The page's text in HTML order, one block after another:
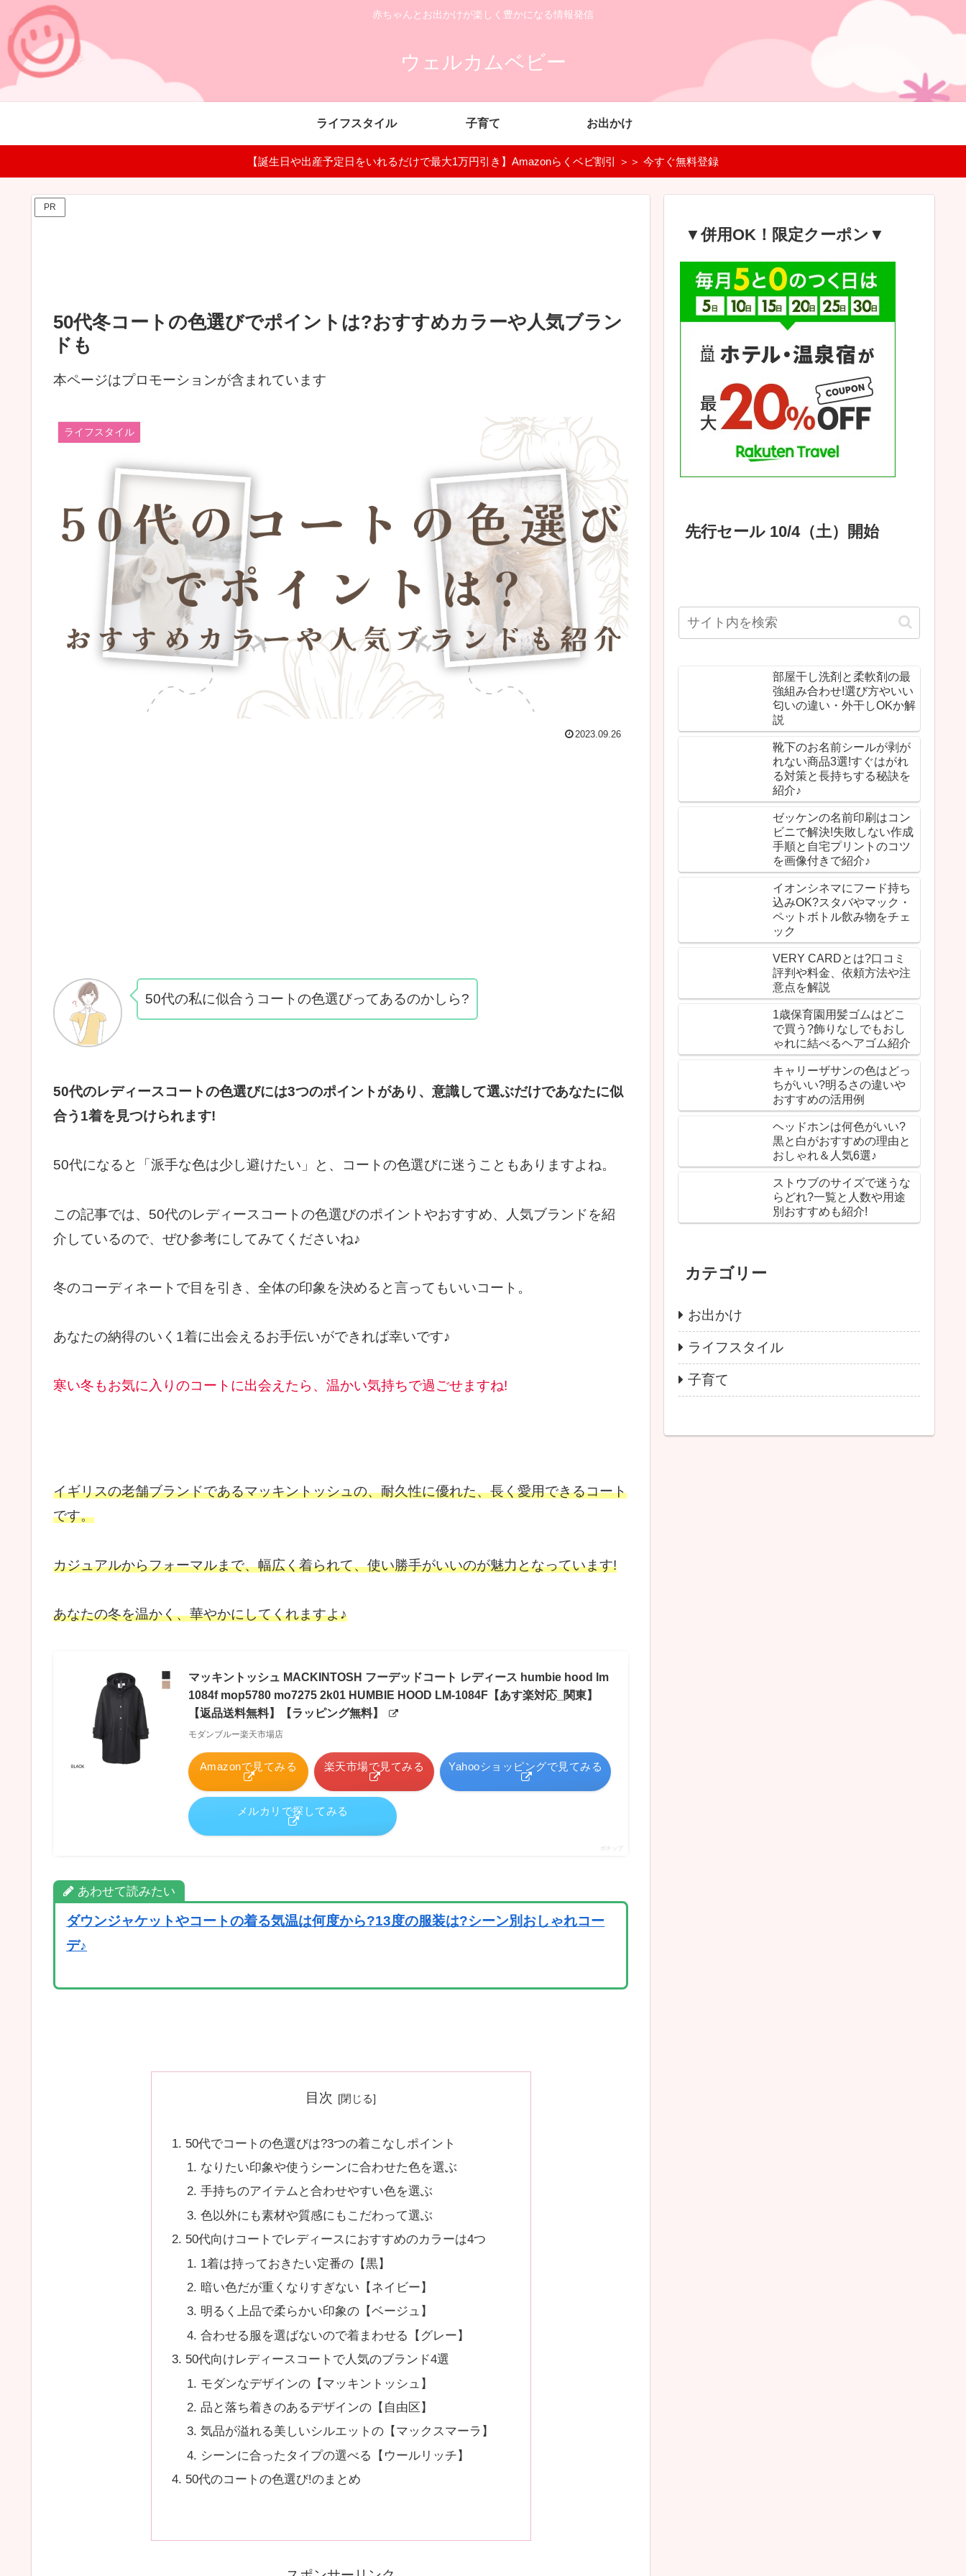
赤ちゃんとお出かけが楽しく豊かになる情報発信
ウェルカムベビー
ライフスタイル 子育て お出かけ
【誕生日や出産予定日をいれるだけで最大1万円引き】Amazonらくベビ割引 ＞＞ 今すぐ無料登録
PR
50代冬コートの色選びでポイントは?おすすめカラーや人気ブラン
ドも
本ページはプロモーションが含まれています
ライフスタイル
2023.09.26
50代の私に似合うコートの色選びってあるのかしら?
50代のレディースコートの色選びには3つのポイントがあり、意識して選ぶだけであなたに似
合う1着を見つけられます!
50代になると「派手な色は少し避けたい」と、コートの色選びに迷うこともありますよね。
この記事では、50代のレディースコートの色選びのポイントやおすすめ、人気ブランドを紹
介しているので、ぜひ参考にしてみてくださいね♪
冬のコーディネートで目を引き、全体の印象を決めると言ってもいいコート。
あなたの納得のいく1着に出会えるお手伝いができれば幸いです♪
寒い冬もお気に入りのコートに出会えたら、温かい気持ちで過ごせますね!
イギリスの老舗ブランドであるマッキントッシュの、耐久性に優れた、長く愛用できるコート
です。
カジュアルからフォーマルまで、幅広く着られて、使い勝手がいいのが魅力となっています!
あなたの冬を温かく、華やかにしてくれますよ♪
マッキントッシュ MACKINTOSH フーデッドコート レディース humbie hood lm
1084f mop5780 mo7275 2k01 HUMBIE HOOD LM-1084F【あす楽対応_関東】
【返品送料無料】【ラッピング無料】
モダンブルー楽天市場店
Amazonで見てみる 楽天市場で見てみる Yahooショッピングで見てみる
メルカリで探してみる
ポチップ
あわせて読みたい
ダウンジャケットやコートの着る気温は何度から?13度の服装は?シーン別おしゃれコー
デ♪
目次
50代でコートの色選びは?3つの着こなしポイント
なりたい印象や使うシーンに合わせた色を選ぶ
手持ちのアイテムと合わせやすい色を選ぶ
色以外にも素材や質感にもこだわって選ぶ
50代向けコートでレディースにおすすめのカラーは4つ
1着は持っておきたい定番の【黒】
暗い色だが重くなりすぎない【ネイビー】
明るく上品で柔らかい印象の【ベージュ】
合わせる服を選ばないので着まわせる【グレー】
50代向けレディースコートで人気のブランド4選
モダンなデザインの【マッキントッシュ】
品と落ち着きのあるデザインの【自由区】
気品が溢れる美しいシルエットの【マックスマーラ】
シーンに合ったタイプの選べる【ウールリッチ】
50代のコートの色選び!のまとめ
▼併用OK！限定クーポン▼
先行セール 10/4（土）開始
部屋干し洗剤と柔軟剤の最
強組み合わせ!選び方やいい
匂いの違い・外干しOKか解
説
靴下のお名前シールが剥が
れない商品3選!すぐはがれ
る対策と長持ちする秘訣を
紹介♪
ゼッケンの名前印刷はコン
ビニで解決!失敗しない作成
手順と自宅プリントのコツ
を画像付きで紹介♪
イオンシネマにフード持ち
込みOK?スタバやマック・
ペットボトル飲み物をチェ
ック
VERY CARDとは?口コミ
評判や料金、依頼方法や注
意点を解説
1歳保育園用髪ゴムはどこ
で買う?飾りなしでもおし
ゃれに結べるヘアゴム紹介
キャリーザサンの色はどっ
ちがいい?明るさの違いや
おすすめの活用例
ヘッドホンは何色がいい?
黒と白がおすすめの理由と
おしゃれ＆人気6選♪
ストウブのサイズで迷うな
らどれ?一覧と人数や用途
別おすすめも紹介!
カテゴリー
お出かけ
ライフスタイル
子育て